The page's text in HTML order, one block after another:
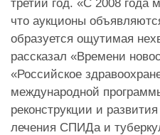
третий год. «С 2008 года
что аукционы
образуется ощутимая
рассказал «Времени
«Российское
международной
реконструкции и
лечения СПИДа и